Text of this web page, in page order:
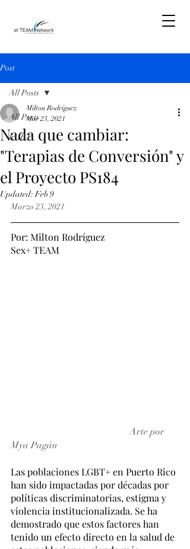
Post
All Posts
LGBT
All Posts
Nada que cambiar:
"Terapias de Conversión" y
el Proyecto PS184
Milton Rodríguez
Mar 23, 2021
Updated:Feb 9
Marzo 23, 2021
Por: Milton Rodríguez
Sex+ TEAM
Arte por
Mya Pagán
Las poblaciones LGBT+ en Puerto Rico
han sido impactadas por décadas por
políticas discriminatorias, estigma y
violencia institucionalizada. Se ha
demostrado que estos factores han
tenido un efecto directo en la salud de